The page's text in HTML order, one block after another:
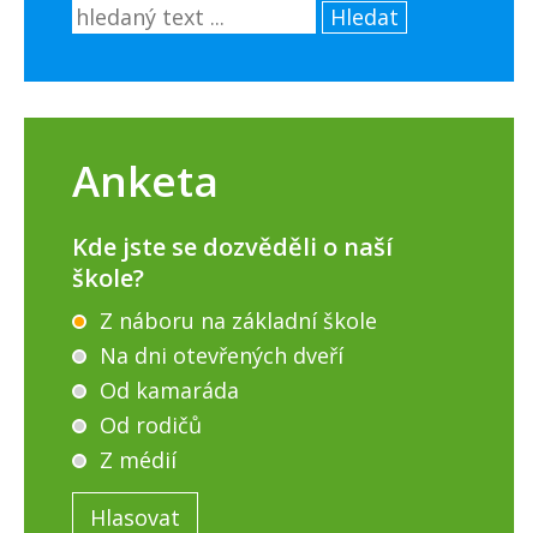
Hledat
Anketa
Kde jste se dozvěděli o naší
škole?
Z náboru na základní škole
Na dni otevřených dveří
Od kamaráda
Od rodičů
Z médií